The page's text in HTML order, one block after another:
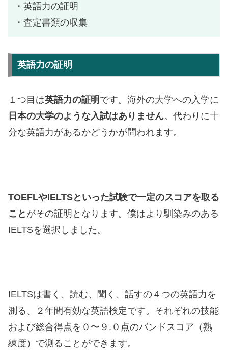
・英語力の証明
・査定書類の収集
英語力の証明
１つ目は英語力の証明 です。海外の大学への入学に
日本の大学のような入試はありません。代わりに十
分な英語力があるかどうかが問われます。
TOEFLやIELTSといった試験で一定のスコアを取る
こと がその証明となります。僕はより馴染みのある
IELTSを選択しました。
IELTSは書く、読む、聞く、話すの４つの英語力を
測る、２年間有効な英語検定です。それぞれの技能
および総合得点を０〜９.０点のバンドスコア（熟
練度）で測ることができます。